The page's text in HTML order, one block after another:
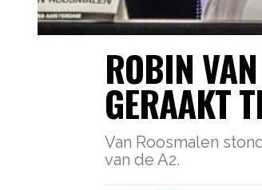
ROBIN
GERAAKT
Van Roosmalen
van de A2.